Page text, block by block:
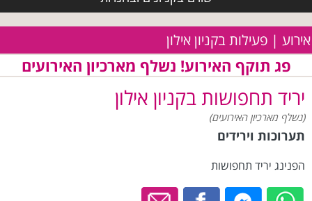
אירוע | פעילות בקניון אילון
פג תוקף האירוע! נשלף מארכיון האירועים
יריד תחפושות בקניון אילון
(נשלף מארכיון האירועים)
תערוכות וירידים
הפנינג יריד תחפושות